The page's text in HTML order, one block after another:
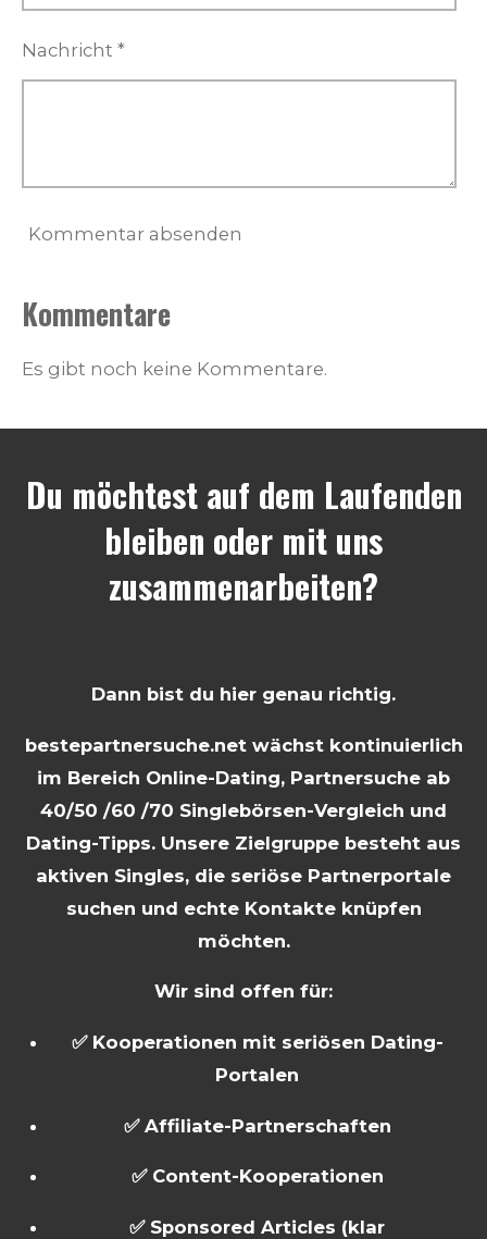
Nachricht *
Kommentar absenden
Kommentare
Es gibt noch keine Kommentare.
Du möchtest auf dem Laufenden
bleiben oder mit uns
zusammenarbeiten?
Dann bist du hier genau richtig.
bestepartnersuche.net wächst kontinuierlich
im Bereich Online-Dating, Partnersuche ab
40/50 /60 /70 Singlebörsen-Vergleich und
Dating-Tipps. Unsere Zielgruppe besteht aus
aktiven Singles, die seriöse Partnerportale
suchen und echte Kontakte knüpfen
möchten.
Wir sind offen für:
✅ Kooperationen mit seriösen Dating-
Portalen
✅ Affiliate-Partnerschaften
✅ Content-Kooperationen
✅ Sponsored Articles (klar